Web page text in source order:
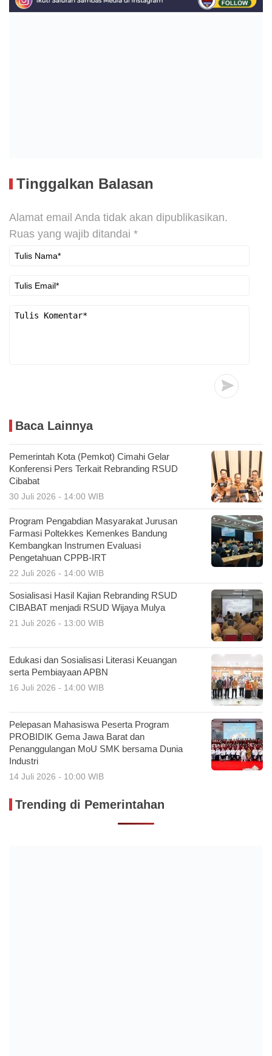
Tinggalkan Balasan
Alamat email Anda tidak akan dipublikasikan.
Ruas yang wajib ditandai *
Baca Lainnya
Pemerintah Kota (Pemkot) Cimahi Gelar
Konferensi Pers Terkait Rebranding RSUD
Cibabat
30 Juli 2026 - 14:00 WIB
Program Pengabdian Masyarakat Jurusan
Farmasi Poltekkes Kemenkes Bandung
Kembangkan Instrumen Evaluasi
Pengetahuan CPPB-IRT
22 Juli 2026 - 14:00 WIB
Sosialisasi Hasil Kajian Rebranding RSUD
CIBABAT menjadi RSUD Wijaya Mulya
21 Juli 2026 - 13:00 WIB
Edukasi dan Sosialisasi Literasi Keuangan
serta Pembiayaan APBN
16 Juli 2026 - 14:00 WIB
Pelepasan Mahasiswa Peserta Program
PROBIDIK Gema Jawa Barat dan
Penanggulangan MoU SMK bersama Dunia
Industri
14 Juli 2026 - 10:00 WIB
Trending di Pemerintahan